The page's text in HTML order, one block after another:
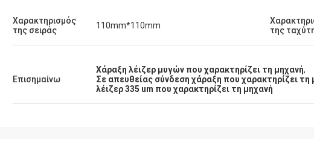
Χαρακτηρισμός
της σειράς
110mm*110mm
της
Επισημαίνω
Χάραξη λέιζερ μυγών που χαρακτηρίζει τη μηχανή,
Σε απευθείας σύνδεση χάραξη που χαρακτηρίζει
λέιζερ 335 um που χαρακτηρίζει τη μηχανή